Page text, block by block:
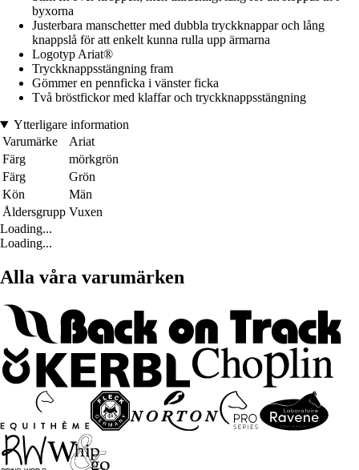
byxorna
Justerbara manschetter med dubbla tryckknappar och lång
knappslå för att enkelt kunna rulla upp ärmarna
Logotyp Ariat®
Tryckknappsstängning fram
Gömmer en pennficka i vänster ficka
Två bröstfickor med klaffar och tryckknappsstängning
Ytterligare information
Varumärke
Ariat
Färg
mörkgrön
Färg
Grön
Kön
Män
Åldersgrupp Vuxen
Loading...
Loading...
Alla våra varumärken